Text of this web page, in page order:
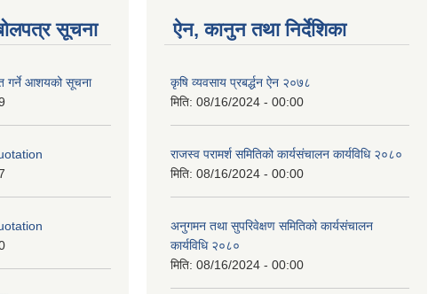
सूचना
गर्ने आशयको सूचना
ऐन, कानुन तथा निर्देशिका
कृषि व्यवसाय प्रबर्द्धन ऐन २०७८
मिति: 08/16/2024 - 00:00
राजस्व परामर्श समितिको कार्यसंचालन कार्यविधि २०८०
मिति: 08/16/2024 - 00:00
अनुगमन तथा सुपरिवेक्षण समितिको कार्यसंचालन
कार्यविधि २०८०
मिति: 08/16/2024 - 00:00